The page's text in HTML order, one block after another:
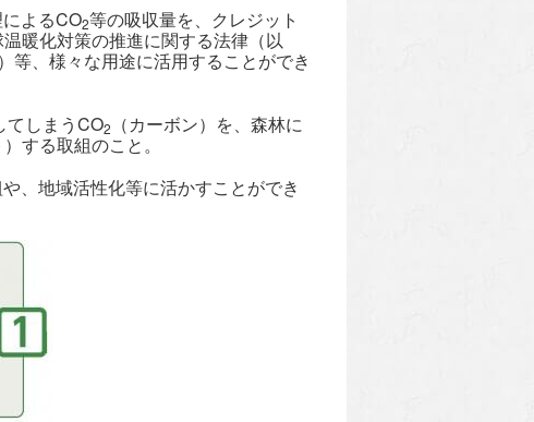
よるCO2等の吸収量を、クレジット
暖化対策の推進に関する法律（以
等、様々な用途に活用することができ
てしまうCO2
（カーボン）を、森林に
する取組のこと。
、地域活性化等に活かすことができ